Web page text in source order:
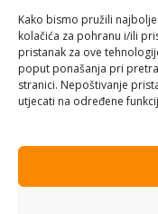
Kako bismo pružili
kolačića za pohranu i/ili
pristanak za ove
poput ponašanja pri
stranici. Nepoštivanje
utjecati na određene
Kontakt informacije
Branilaca Bosne, 75
+387 35 555 999
info@pconer.ba